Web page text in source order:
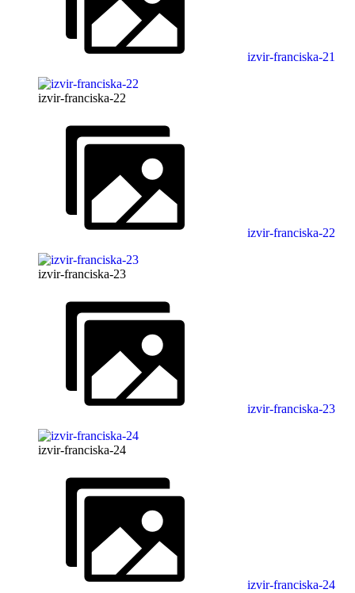
izvir-franciska-21
izvir-franciska-22
izvir-franciska-22
izvir-franciska-23
izvir-franciska-23
izvir-franciska-24
izvir-franciska-24